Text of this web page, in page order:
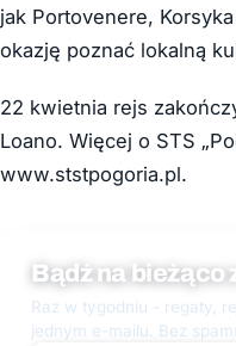
jak Portovenere,
okazję poznać lokalną
22 kwietnia rejs
Loano. Więcej o STS
www.ststpogoria.pl.
Bądź na bieżąco
Raz w tygodniu - regaty,
jednym e-mailu. Bez